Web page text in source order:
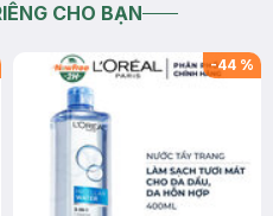
CHO BẠN
-44 %